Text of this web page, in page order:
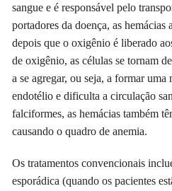
sangue e é responsável pelo
portadores da doença, as hemácias
depois que o oxigênio é liberado
de oxigênio, as células se tornam
a se agregar, ou seja, a formar uma
endotélio e dificulta a circulação
falciformes, as hemácias também
causando o quadro de anemia.
Os tratamentos convencionais
esporádica (quando os pacientes